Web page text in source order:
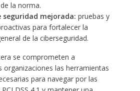
la norma.
seguridad mejorada: pruebas y
para fortalecer la
de la ciberseguridad.
se comprometen a
organizaciones las herramientas
para navegar por las